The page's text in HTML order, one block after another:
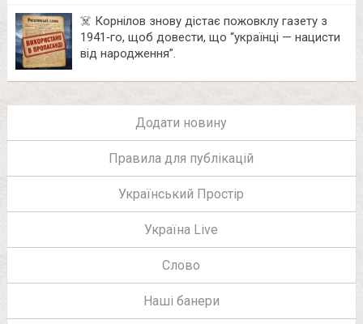
☠️ Корнілов знову дістає пожовклу газету з
1941‑го, щоб довести, що “українці — нацисти
від народження”.
Додати новину
Правила для публікацій
Український Простір
Україна Live
Слово
Наші банери